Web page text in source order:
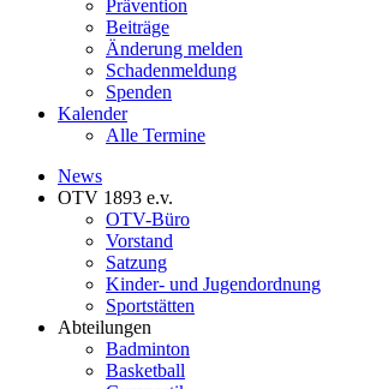
Prävention
Beiträge
Änderung melden
Schadenmeldung
Spenden
Kalender
Alle Termine
News
OTV 1893 e.v.
OTV-Büro
Vorstand
Satzung
Kinder- und Jugendordnung
Sportstätten
Abteilungen
Badminton
Basketball